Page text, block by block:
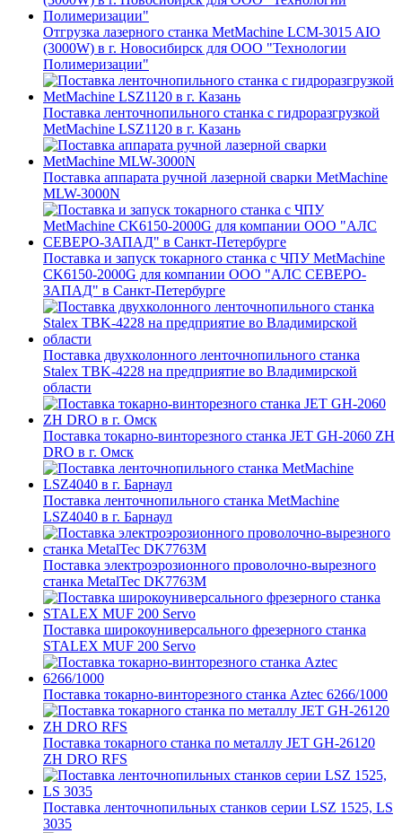
Отгрузка лазерного станка MetMachine LCM-3015 AIO
(3000W) в г. Новосибирск для ООО "Технологии
Полимеризации"
Поставка ленточнопильного станка c гидроразгрузкой
MetMachine LSZ1120 в г. Казань
Поставка аппарата ручной лазерной сварки MetMachine
MLW-3000N
Поставка и запуск токарного станка с ЧПУ MetMachine
CK6150-2000G для компании ООО "АЛС СЕВЕРО-
ЗАПАД" в Санкт-Петербурге
Поставка двухколонного ленточнопильного станка
Stalex TBK-4228 на предприятие во Владимирской
области
Поставка токарно-винторезного станка JET GH-2060 ZH
DRO в г. Омск
Поставка ленточнопильного станка MetMachine
LSZ4040 в г. Барнаул
Поставка электроэрозионного проволочно-вырезного
станка MetalTec DK7763M
Поставка широкоуниверсального фрезерного станка
STALEX MUF 200 Servo
Поставка токарно-винторезного станка Aztec 6266/1000
Поставка токарного станка по металлу JET GH-26120
ZH DRO RFS
Поставка ленточнопильных станков серии LSZ 1525, LS
3035